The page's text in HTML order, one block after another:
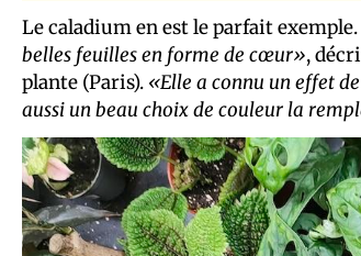
Le caladium en est le parfait exemple.
belles feuilles en forme de cœur»,
plante (Paris). «Elle a connu un effet
aussi un beau choix de couleur la